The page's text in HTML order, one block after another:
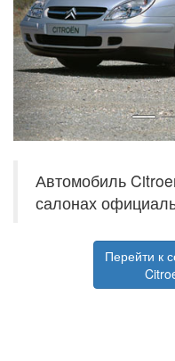
Автомобиль
салонах
Перейти к